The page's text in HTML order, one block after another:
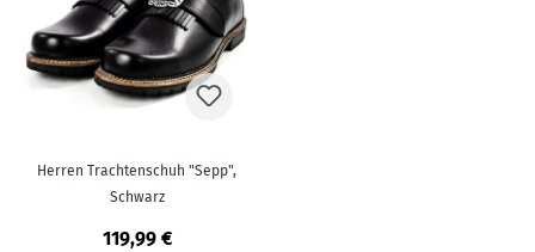
Herren Trachtenschuh "Sepp",
Schwarz
119,99 €